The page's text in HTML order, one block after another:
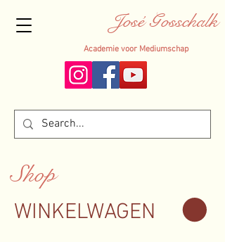
José Gosschalk
Academie voor Mediumschap
Shop
WINKELWAGEN